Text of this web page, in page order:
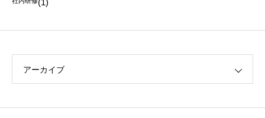
(1)
アーカイブ